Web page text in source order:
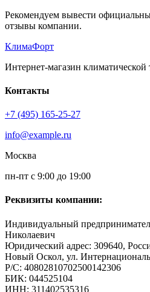
Рекомендуем вывести
отзывы компании.
КлимаФорт
Интернет-магазин
Контакты
+7 (495) 165-25-27
info@example.ru
Москва
пн-пт с 9:00 до 19:00
Реквизиты компании:
Индивидуальный
Николаевич
Юридический адрес: 309640,
Новый Оскол, ул.
Р/С: 40802810702500142306
БИК: 044525104
ИНН: 311402535316